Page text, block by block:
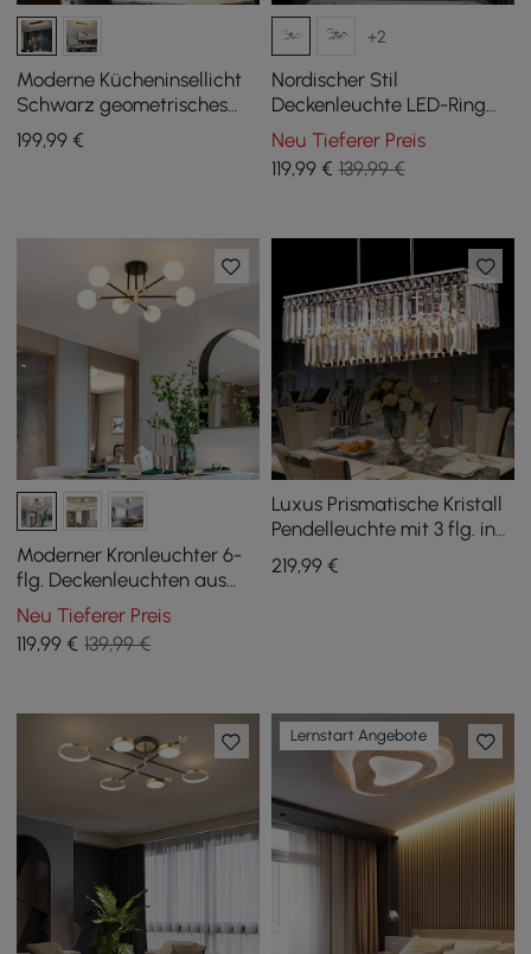
Moderne Kücheninsellicht
Schwarz geometrisches
Sternenhimmel Design mit
3 einstellbare Lichtmodi
199,99 €
+2
Nordischer Stil
Deckenleuchte LED-Ring
halbbündige Beleuchtung
in Gold
Neu Tieferer Preis
119,99€ 139,99 €
Moderner Kronleuchter 6-
flg. Deckenleuchten aus
Glas
Neu Tieferer Preis
119,99 € 139,99 €
Luxus Prismatische Kristall
Pendelleuchte mit 3 flg. in
Chrom
219,99€
Lernstart Angebote